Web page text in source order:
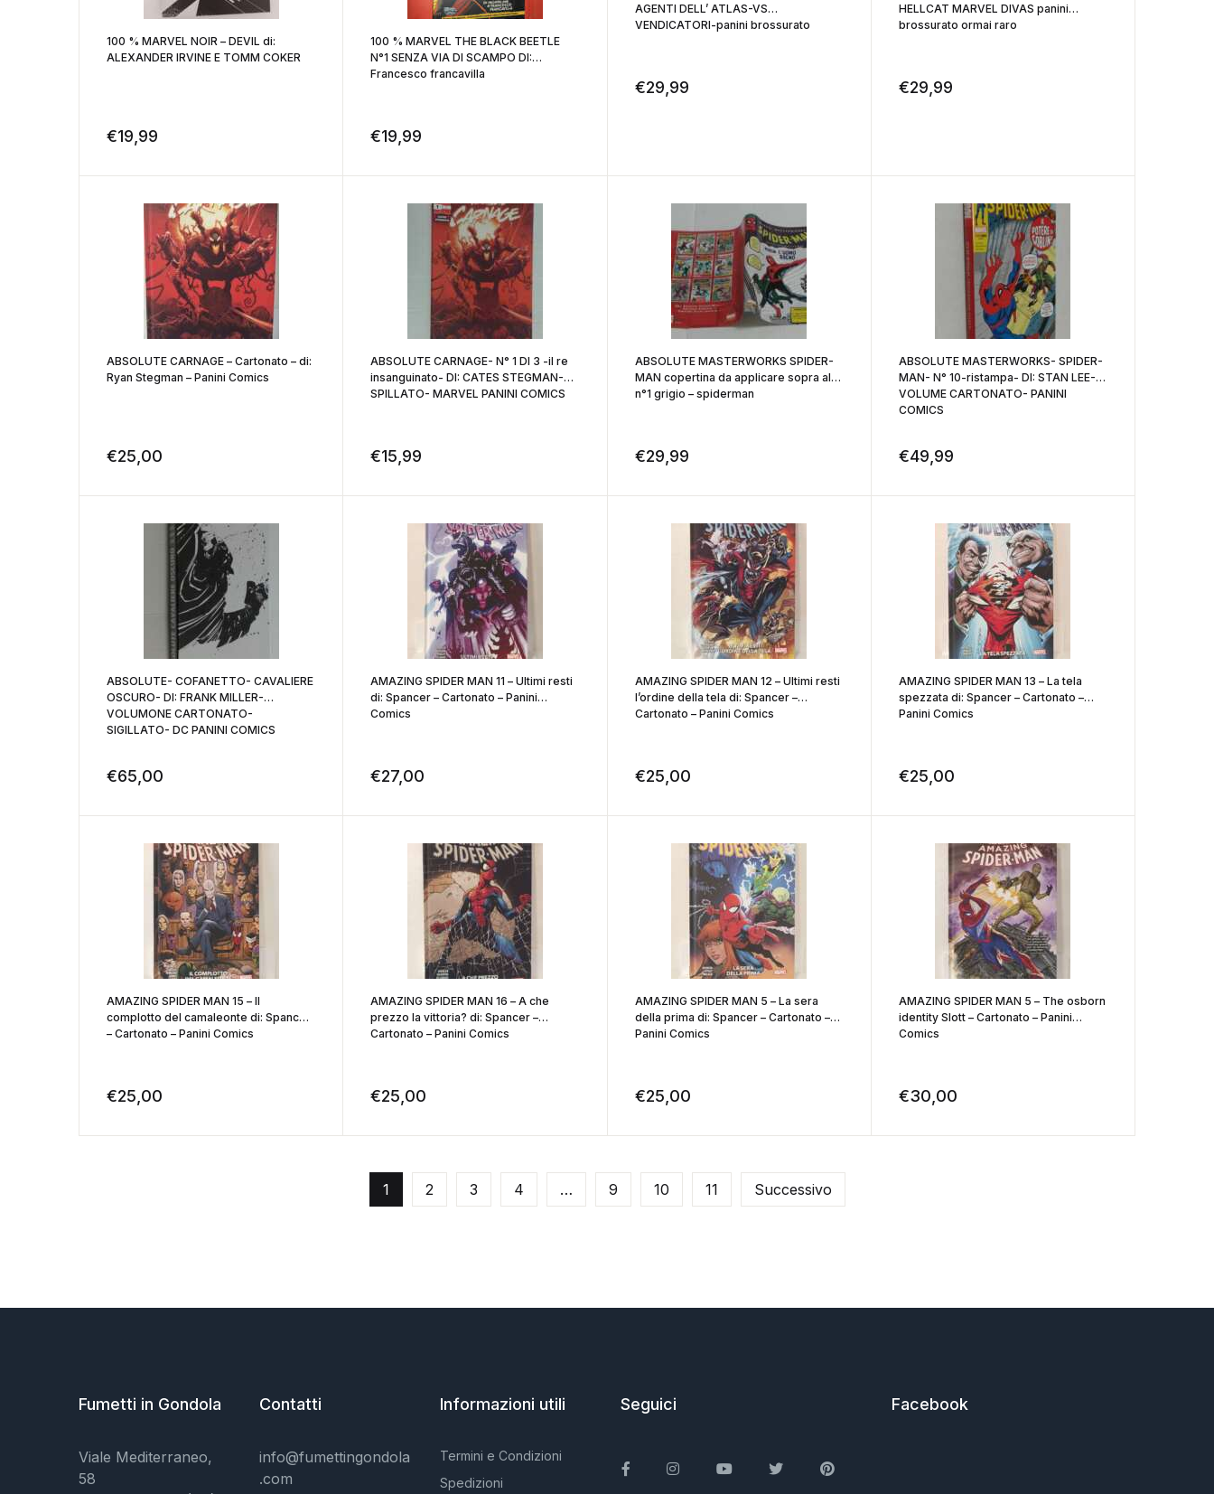
100 % MARVEL NOIR – DEVIL di:
ALEXANDER IRVINE E TOMM COKER
€19,99
100 % MARVEL THE BLACK BEETLE
N°1 SENZA VIA DI SCAMPO DI:
Francesco francavilla
€19,99
AGENTI DELL’ ATLAS-VS
VENDICATORI-panini brossurato
€29,99
HELLCAT MARVEL DIVAS panini
brossurato ormai raro
€29,99
ABSOLUTE CARNAGE – Cartonato – di:
Ryan Stegman – Panini Comics
€25,00
ABSOLUTE CARNAGE- N° 1 DI 3 -il re
insanguinato- DI: CATES STEGMAN-
SPILLATO- MARVEL PANINI COMICS
€15,99
ABSOLUTE MASTERWORKS SPIDER-
MAN copertina da applicare sopra al
n°1 grigio – spiderman
€29,99
ABSOLUTE MASTERWORKS- SPIDER-
MAN- N° 10-ristampa- DI: STAN LEE-
VOLUME CARTONATO- PANINI
COMICS
€49,99
ABSOLUTE- COFANETTO- CAVALIERE
OSCURO- DI: FRANK MILLER-
VOLUMONE CARTONATO-
SIGILLATO- DC PANINI COMICS
€65,00
AMAZING SPIDER MAN 11 – Ultimi resti
di: Spancer – Cartonato – Panini
Comics
€27,00
AMAZING SPIDER MAN 12 – Ultimi resti
l’ordine della tela di: Spancer –
Cartonato – Panini Comics
€25,00
AMAZING SPIDER MAN 13 – La tela
spezzata di: Spancer – Cartonato –
Panini Comics
€25,00
AMAZING SPIDER MAN 15 – Il
complotto del camaleonte di: Spancer
– Cartonato – Panini Comics
€25,00
AMAZING SPIDER MAN 16 – A che
prezzo la vittoria? di: Spancer –
Cartonato – Panini Comics
€25,00
AMAZING SPIDER MAN 5 – La sera
della prima di: Spancer – Cartonato –
Panini Comics
€25,00
AMAZING SPIDER MAN 5 – The osborn
identity Slott – Cartonato – Panini
Comics
€30,00
1 2 3 4 … 9 10 11 Successivo
Fumetti in Gondola
Viale Mediterraneo,
58
Contatti
info@fumettingondola
.com
Informazioni utili
Termini e Condizioni
Spedizioni
Seguici
FacebookInstagramYou TubeTwitter Pinterest
Facebook